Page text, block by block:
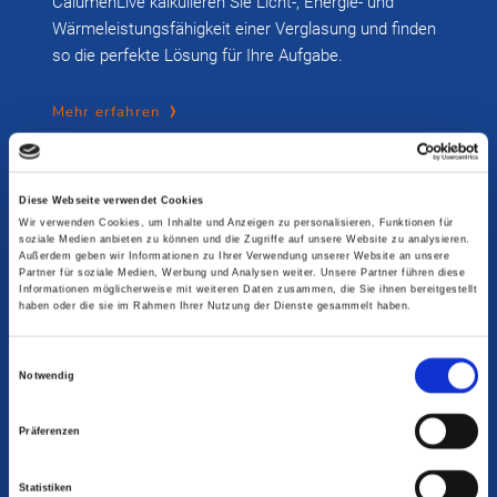
Diese Webseite verwendet Cookies
Wir verwenden Cookies, um Inhalte und Anzeigen zu personalisieren, Funktionen für
soziale Medien anbieten zu können und die Zugriffe auf unsere Website zu analysieren.
Außerdem geben wir Informationen zu Ihrer Verwendung unserer Website an unsere
Partner für soziale Medien, Werbung und Analysen weiter. Unsere Partner führen diese
Informationen möglicherweise mit weiteren Daten zusammen, die Sie ihnen bereitgestellt
haben oder die sie im Rahmen Ihrer Nutzung der Dienste gesammelt haben.
Notwendig
Präferenzen
Statistiken
Wärmeleistungsfähigkeit einer Verglasung und finden
so die perfekte Lösung für Ihre Aufgabe.
Mehr erfahren